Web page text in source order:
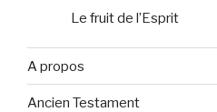
Le fruit de l’Esprit
A propos
Ancien Testament